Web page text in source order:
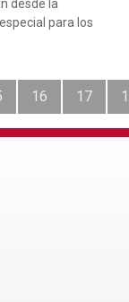
desde la
para los
16 17